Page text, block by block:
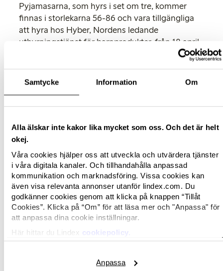
Samtycke Information Om
Alla älskar inte kakor lika mycket som oss. Och det är helt
okej.
Våra cookies hjälper oss att utveckla och utvärdera tjänster
i våra digitala kanaler. Och tillhandahålla anpassad
kommunikation och marknadsföring. Vissa cookies kan
även visa relevanta annonser utanför lindex.com. Du
godkänner cookies genom att klicka på knappen “Tillåt
Cookies”. Klicka på “Om” för att läsa mer och "Anpassa" för
att anpassa dina cookie inställningar.
Här hittar du Lindex cookiepolicy.
Anpassa
Pyjamasarna, som hyrs i set om tre, kommer
finnas i storlekarna 56-86 och vara tillgängliga
att hyra hos Hyber, Nordens ledande
uthyrningstjänst för barnprodukter, från 18 april.
barnkläder. Tillsammans med Lindex tar vi nu ett
kraftfullt steg framåt mot en mer hållbar framtid,
miljövänliga och cirkulära lösningar som
förändrar spelplanen inom barnkläder. Genom
att förlänga livslängden på plaggen minskar vi
vårt gemensamma avtryck på planeten och visar
att vi kan göra skillnad",säger Olivia Rothschild,
VD för Hyber.
Att utforska cirkulära affärsmodeller är en viktig
del av Lindex cirkulära transformation och
hållbarhetslöfte – att göra skillnad för framtida
generationer. Bland annat har modeföretaget
för lång livslängd och/eller cirkularitet till 2025.